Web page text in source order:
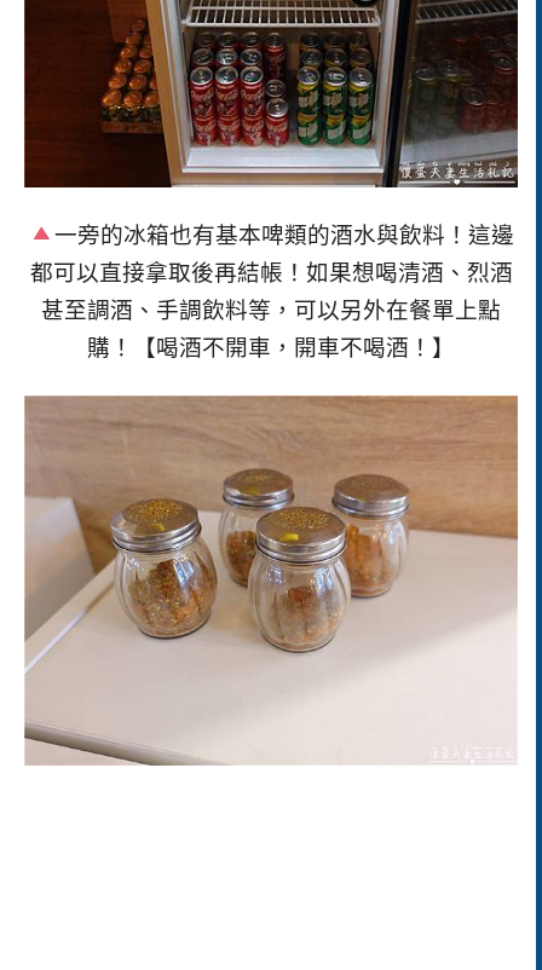
一旁的冰箱也有基本啤類的酒水與飲料！這邊
都可以直接拿取後再結帳！如果想喝清酒、烈酒
甚至調酒、手調飲料等，可以另外在餐單上點
購！【喝酒不開車，開車不喝酒！】